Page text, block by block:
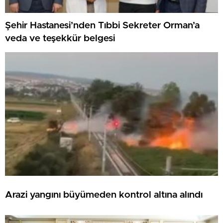
Şehir Hastanesi’nden Tıbbi Sekreter Orman’a
veda ve teşekkür belgesi
Arazi yangını büyümeden kontrol altına alındı